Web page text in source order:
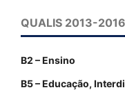
QUALIS 2013-2016
B2 – Ensino
B5 – Educação,